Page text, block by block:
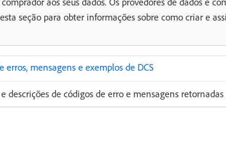
seção para obter informações sobre como criar e
erros, mensagens e exemplos de DCS
descrições de códigos de erro e mensagens retornadas